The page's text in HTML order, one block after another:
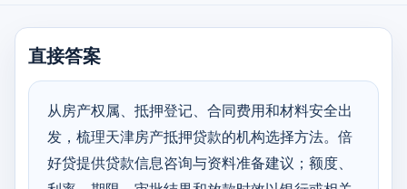
直接答案
从房产权属、抵押登记、合同费用和材料安全出
发，梳理天津房产抵押贷款的机构选择方法。倍
好贷提供贷款信息咨询与资料准备建议；额度、